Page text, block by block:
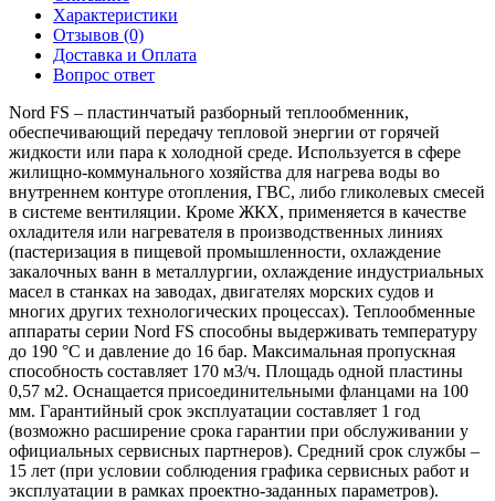
Характеристики
Отзывов (0)
Доставка и Оплата
Вопрос ответ
Nord FS – пластинчатый разборный теплообменник,
обеспечивающий передачу тепловой энергии от горячей
жидкости или пара к холодной среде. Используется в сфере
жилищно-коммунального хозяйства для нагрева воды во
внутреннем контуре отопления, ГВС, либо гликолевых смесей
в системе вентиляции. Кроме ЖКХ, применяется в качестве
охладителя или нагревателя в производственных линиях
(пастеризация в пищевой промышленности, охлаждение
закалочных ванн в металлургии, охлаждение индустриальных
масел в станках на заводах, двигателях морских судов и
многих других технологических процессах). Теплообменные
аппараты серии Nord FS способны выдерживать температуру
до 190 °C и давление до 16 бар. Максимальная пропускная
способность составляет 170 м3/ч. Площадь одной пластины
0,57 м2. Оснащается присоединительными фланцами на 100
мм. Гарантийный срок эксплуатации составляет 1 год
(возможно расширение срока гарантии при обслуживании у
официальных сервисных партнеров). Средний срок службы –
15 лет (при условии соблюдения графика сервисных работ и
эксплуатации в рамках проектно-заданных параметров).